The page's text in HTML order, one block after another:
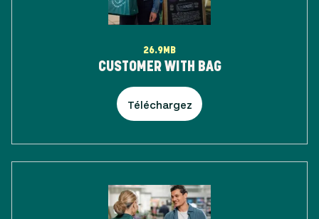
26.9MB
CUSTOMER WITH BAG
Téléchargez